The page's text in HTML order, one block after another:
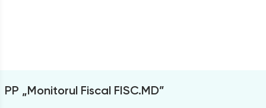
PP „Monitorul Fiscal FISC.MD”